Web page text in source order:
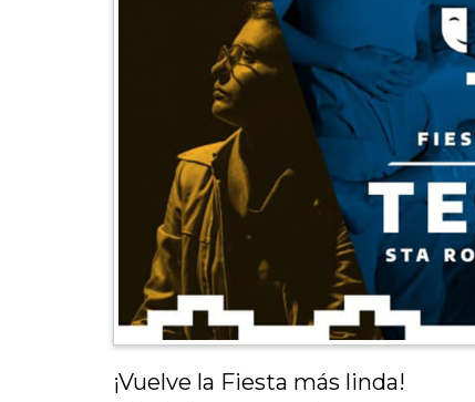
¡Vuelve la Fiesta más linda!